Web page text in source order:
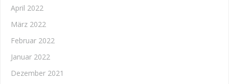
April 2022
März 2022
Februar 2022
Januar 2022
Dezember 2021